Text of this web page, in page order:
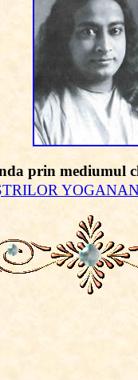
prin mediumul